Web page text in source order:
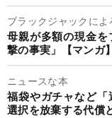
ブラックジャックによ
母親が多額の現金
撃の事実」【マンガ】
ニュースな本
福袋やガチャなど「
選択を放棄する代償